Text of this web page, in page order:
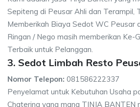
Sepiteng di Peusar Ahli dan Terampil,
Memberikah Biaya Sedot WC Peusar
Ringan / Nego masih memberikan Ke-
Terbaik untuk Pelanggan.
3. Sedot Limbah Resto
Nomor Telepon: 081586222337
Penyelamat untuk Kebutuhan Usaha
Chatering yang mana TINJA BANTEN